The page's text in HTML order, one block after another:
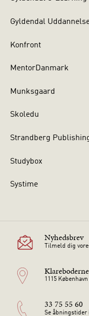
Gyldendal
Konfront
MentorDanmark
Munksgaard
Skoledu
Strandberg
Studybox
Systime
Nyhedsbrev
Tilmeld dig
1115 København
33 75 55 60
Se åbningstider